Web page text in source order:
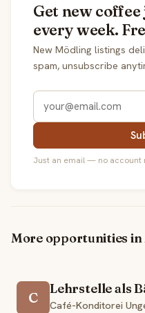
Get new
every week.
New Mödling listings
spam, unsubscribe
Just an email — no account
More opportunities in
C
Lehrstelle als
Café-Konditorei